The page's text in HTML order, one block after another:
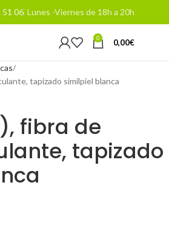
51 06 Lunes -Viernes de 18h a 20h
0 0,00€
tapizado similpiel blanca
fibra de
tapizado